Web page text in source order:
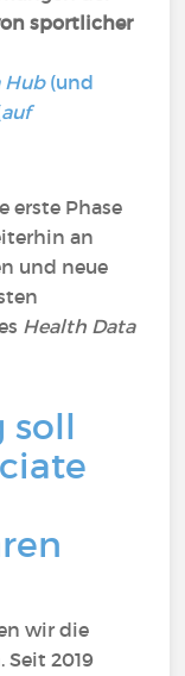
sportlicher
Hub(und
auf
erste Phase
an
und neue
Health Data
soll
wir die
Seit 2019